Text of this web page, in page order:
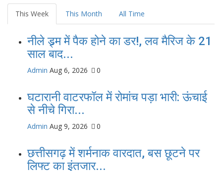
This Week This Month All Time
नीले ड्र्म में पैक होने का डर!, लव मैरिज के 21
साल बाद...
Admin Aug 6, 2026 0
घटारानी वाटरफॉल में रोमांच पड़ा भारी: ऊंचाई
से नीचे गिरा...
Admin Aug 9, 2026 0
छत्तीसगढ़ में शर्मनाक वारदात, बस छूटने पर
लिफ्ट का इंतजार...